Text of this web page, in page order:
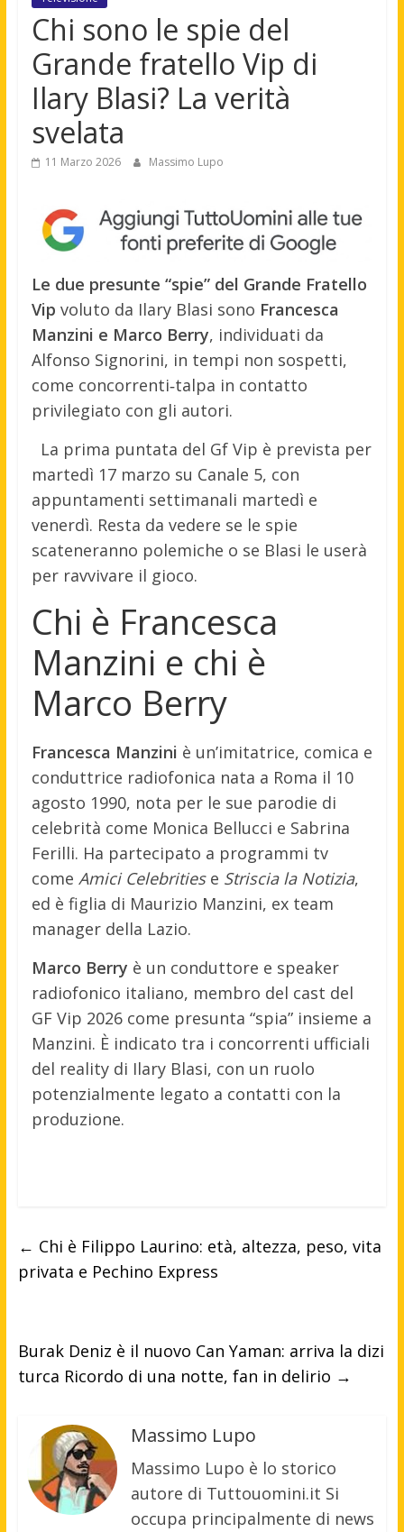
Chi sono le spie del
Grande fratello Vip di
Ilary Blasi? La verità
svelata
11 Marzo 2026 Massimo Lupo
Le due presunte “spie” del Grande Fratello
Vip voluto da Ilary Blasi sono Francesca
Manzini e Marco Berry, individuati da
Alfonso Signorini, in tempi non sospetti,
come concorrenti‑talpa in contatto
privilegiato con gli autori.
La prima puntata del Gf Vip è prevista per
martedì 17 marzo su Canale 5, con
appuntamenti settimanali martedì e
venerdì. Resta da vedere se le spie
scateneranno polemiche o se Blasi le userà
per ravvivare il gioco.
Chi è Francesca
Manzini e chi è
Marco Berry
Francesca Manzini è un’imitatrice, comica e
conduttrice radiofonica nata a Roma il 10
agosto 1990, nota per le sue parodie di
celebrità come Monica Bellucci e Sabrina
Ferilli. Ha partecipato a programmi tv
come Amici Celebritiese Striscia la Notizia,
ed è figlia di Maurizio Manzini, ex team
manager della Lazio.
Marco Berry è un conduttore e speaker
radiofonico italiano, membro del cast del
GF Vip 2026 come presunta “spia” insieme a
Manzini. È indicato tra i concorrenti ufficiali
del reality di Ilary Blasi, con un ruolo
potenzialmente legato a contatti con la
produzione.
← Chi è Filippo Laurino: età, altezza, peso, vita
privata e Pechino Express
Burak Deniz è il nuovo Can Yaman: arriva la dizi
turca Ricordo di una notte, fan in delirio →
Massimo Lupo
Massimo Lupo è lo storico
autore di Tuttouomini.it Si
occupa principalmente di news